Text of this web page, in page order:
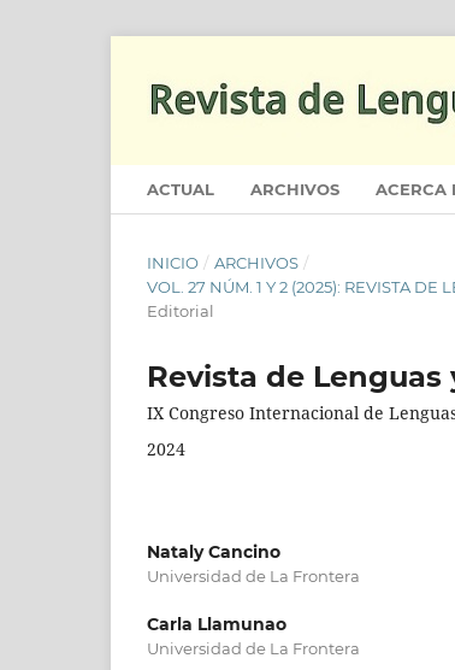
ACTUAL ARCHIVOS ACERCA
INICIO / ARCHIVOS /
VOL. 27 NÚM. 1 Y 2 (2025): REVISTA
Editorial
Revista de
IX Congreso Internacional de
2024
Nataly Cancino
Universidad de La Frontera
Carla Llamunao
Universidad de La Frontera